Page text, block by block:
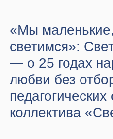
«Мы
светимся»:
— о 25 годах
любви без
педагогических
коллектива